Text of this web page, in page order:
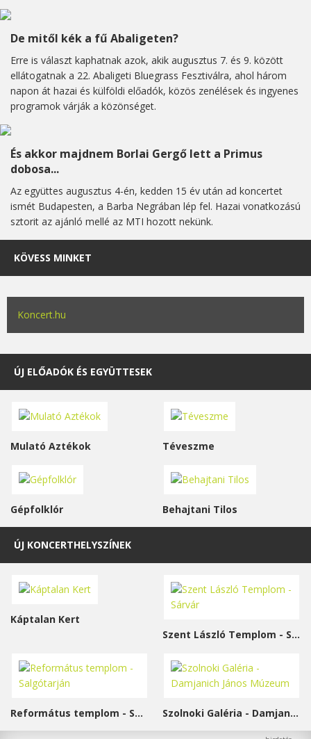
De mitől kék a fű Abaligeten?
Erre is választ kaphatnak azok, akik augusztus 7. és 9. között
ellátogatnak a 22. Abaligeti Bluegrass Fesztiválra, ahol három
napon át hazai és külföldi előadók, közös zenélések és ingyenes
programok várják a közönséget.
És akkor majdnem Borlai Gergő lett a Primus
dobosa...
Az együttes augusztus 4-én, kedden 15 év után ad koncertet
ismét Budapesten, a Barba Negrában lép fel. Hazai vonatkozású
sztorit az ajánló mellé az MTI hozott nekünk.
KÖVESS MINKET
Koncert.hu
ÚJ ELŐADÓK ÉS EGYÜTTESEK
Mulató Aztékok Téveszme
Gépfolklór Behajtani Tilos
ÚJ KONCERTHELYSZÍNEK
Káptalan Kert
Szent László Templom - Sárvár
Református templom - Salgótarján Szolnoki Galéria - Damjanich János Múzeum